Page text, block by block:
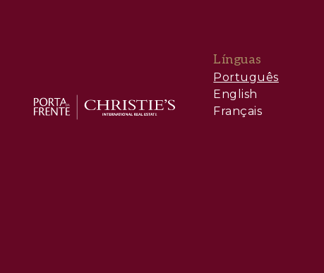
Línguas
Português
English
Français